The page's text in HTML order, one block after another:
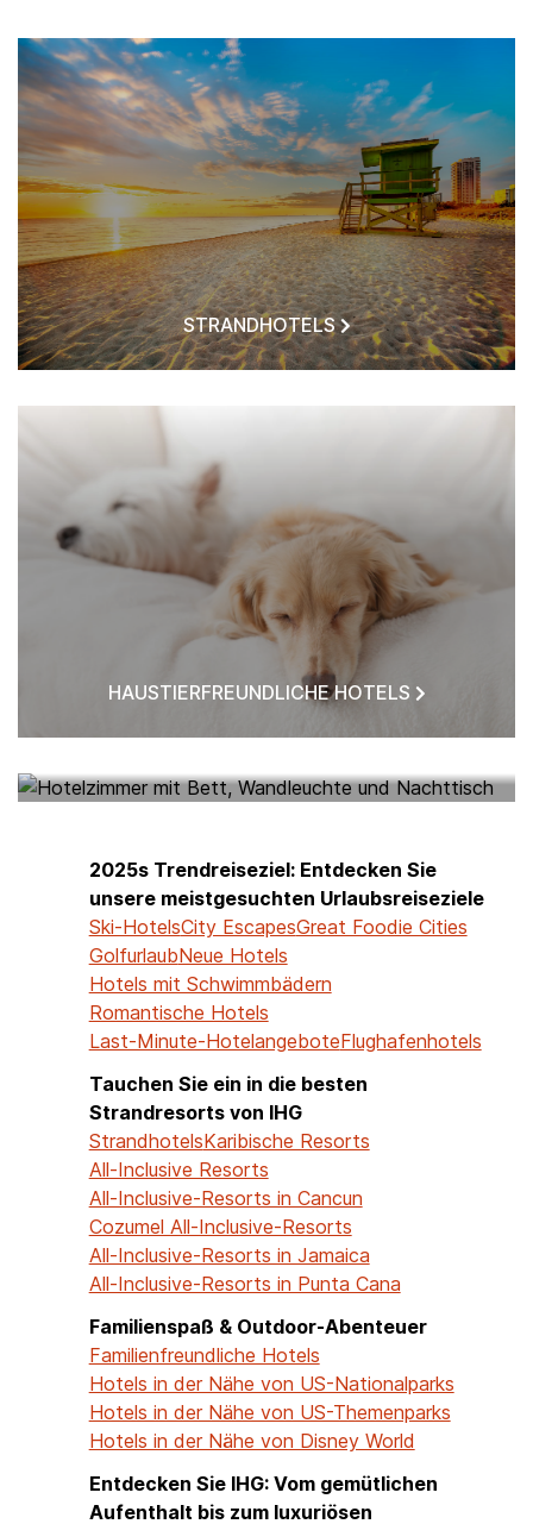
STRANDHOTELS
HAUSTIERFREUNDLICHE HOTELS
2025s Trendreiseziel: Entdecken Sie
unsere meistgesuchten Urlaubsreiseziele
Ski-HotelsCity EscapesGreat Foodie Cities
GolfurlaubNeue Hotels
Hotels mit Schwimmbädern
Romantische Hotels
Last-Minute-HotelangeboteFlughafenhotels
Tauchen Sie ein in die besten
Strandresorts von IHG
StrandhotelsKaribische Resorts
All-Inclusive Resorts
All-Inclusive-Resorts in Cancun
Cozumel All-Inclusive-Resorts
All-Inclusive-Resorts in Jamaica
All-Inclusive-Resorts in Punta Cana
Familienspaß & Outdoor-Abenteuer
Familienfreundliche Hotels
Hotels in der Nähe von US-Nationalparks
Hotels in der Nähe von US-Themenparks
Hotels in der Nähe von Disney World
Entdecken Sie IHG: Vom gemütlichen
Aufenthalt bis zum luxuriösen